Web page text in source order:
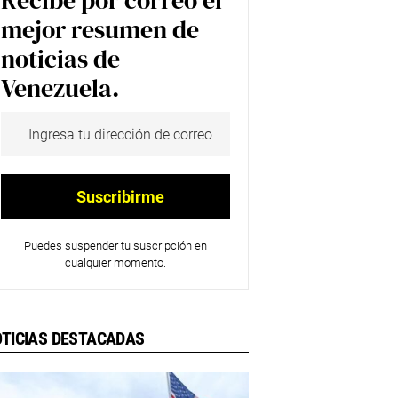
mejor resumen de
noticias de
Venezuela.
Puedes suspender tu suscripción en
cualquier momento.
DESTACADAS